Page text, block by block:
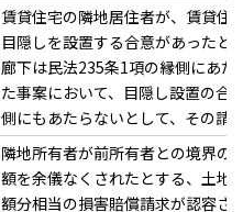
賃貸住宅の隣地居住者が、賃貸住
目隠しを設置する合意があったと
廊下は民法235条1項の縁側にあ
た事案において、目隠し設置の合
側にもあたらないとして、その請
隣地所有者が前所有者との境界の
額を余儀なくされたとする、土地
額分相当の損害賠償請求が認容さ